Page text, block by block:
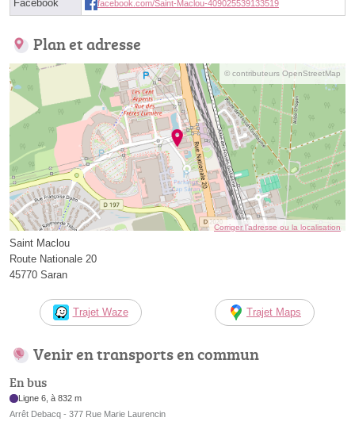
Facebook facebook.com/Saint-Maclou-409025539133519
Plan et adresse
© contributeurs OpenStreetMap
Corriger l’adresse ou la localisation
Saint Maclou
Route Nationale 20
45770 Saran
Trajet Waze Trajet Maps
Venir en transports en commun
En bus
Ligne 6, à 832 m
Arrêt Debacq - 377 Rue Marie Laurencin